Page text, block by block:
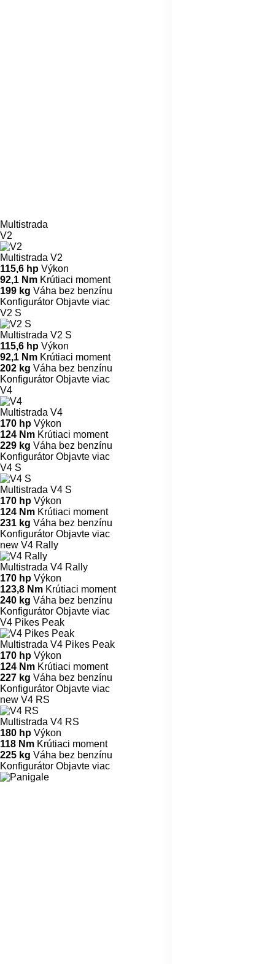
Multistrada
V2
Multistrada V2
115,6 hp Výkon
92,1 Nm Krútiaci moment
199 kg Váha bez benzínu
Konfigurátor Objavte viac
V2 S
Multistrada V2 S
115,6 hp Výkon
92,1 Nm Krútiaci moment
202 kg Váha bez benzínu
Konfigurátor Objavte viac
V4
Multistrada V4
170 hp Výkon
124 Nm Krútiaci moment
229 kg Váha bez benzínu
Konfigurátor Objavte viac
V4 S
Multistrada V4 S
170 hp Výkon
124 Nm Krútiaci moment
231 kg Váha bez benzínu
Konfigurátor Objavte viac
new V4 Rally
Multistrada V4 Rally
170 hp Výkon
123,8 Nm Krútiaci moment
240 kg Váha bez benzínu
Konfigurátor Objavte viac
V4 Pikes Peak
Multistrada V4 Pikes Peak
170 hp Výkon
124 Nm Krútiaci moment
227 kg Váha bez benzínu
Konfigurátor Objavte viac
new V4 RS
Multistrada V4 RS
180 hp Výkon
118 Nm Krútiaci moment
225 kg Váha bez benzínu
Konfigurátor Objavte viac